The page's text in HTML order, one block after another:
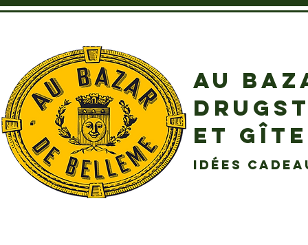
AU
ET
idées